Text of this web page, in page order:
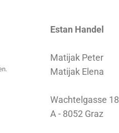
Estan Handel
Matijak Peter
Matijak Elena
Wachtelgasse 18
A - 8052 Graz